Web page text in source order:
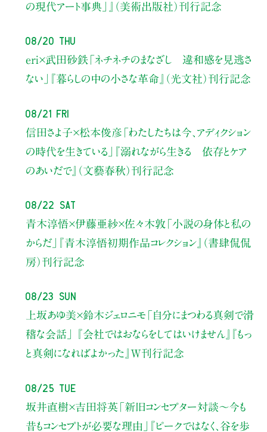
の現代アート事典」』（美術出版社）刊行記念
08/20 Thu
eri×武田砂鉄「ネチネチのまなざし 違和感を見逃さ
ない」
『暮らしの中の小さな革命』（光文社）刊行記念
08/21 Fri
信田さよ子×松本俊彦 「わたしたちは今、アディクション
の時代を生きている」
『溺れながら生きる 依存とケア
のあいだで』（文藝春秋）刊行記念
08/22 Sat
青木淳悟×伊藤亜紗×佐々木敦 「小説の身体と私の
からだ」
『青木淳悟初期作品コレクション』（書肆侃侃
房）刊行記念
08/23 Sun
上坂あゆ美×鈴木ジェロニモ 「自分にまつわる真剣で滑
稽な会話」
『会社ではおならをしてはいけません』『もっ
と真剣になればよかった』W刊行記念
08/25 Tue
坂井直樹×吉田将英「新旧コンセプター対談～今も
昔もコンセプトが必要な理由」
『ピークではなく、谷を歩